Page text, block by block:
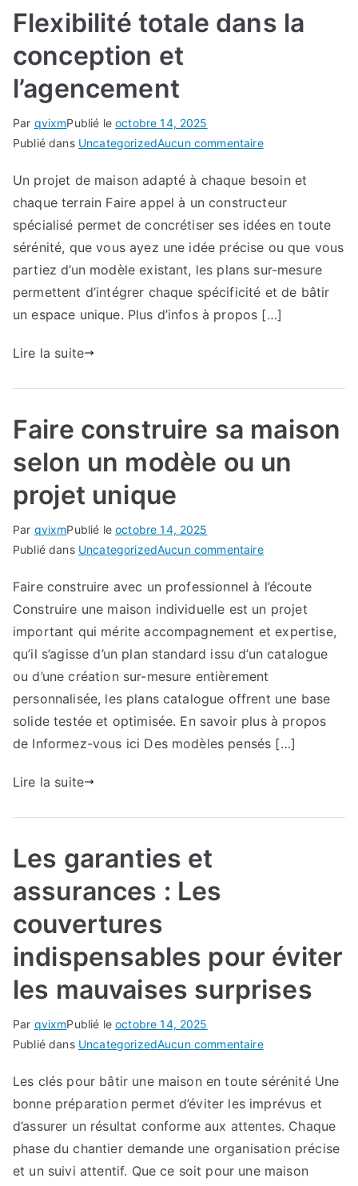
Flexibilité totale dans la
conception et
l’agencement
Par qvixmPublié leoctobre 14, 2025
Publié dans UncategorizedAucun commentairesur
totale
dans
la
conception
Un projet de maison adapté à chaque besoin et
chaque terrain Faire appel à un constructeur
spécialisé permet de concrétiser ses idées en toute
sérénité, que vous ayez une idée précise ou que vous
partiez d’un modèle existant, les plans sur-mesure
permettent d’intégrer chaque spécificité et de bâtir
un espace unique. Plus d’infos à propos […]
Lire la suite
Faire construire sa maison
selon un modèle ou un
projet unique
Par qvixmPublié leoctobre 14, 2025
Publié dans UncategorizedAucun commentairesur
construire
sa
maison
selon
un
projet
Faire construire avec un professionnel à l’écoute
Construire une maison individuelle est un projet
important qui mérite accompagnement et expertise,
qu’il s’agisse d’un plan standard issu d’un catalogue
ou d’une création sur-mesure entièrement
personnalisée, les plans catalogue offrent une base
solide testée et optimisée. En savoir plus à propos
de Informez-vous ici Des modèles pensés […]
Lire la suite
Les garanties et
assurances : Les
couvertures
indispensables pour éviter
les mauvaises surprises
Par qvixmPublié leoctobre 14, 2025
Publié dans UncategorizedAucun commentairesur
garanties
et
assurances
:
Les clés pour bâtir une maison en toute sérénité Une
bonne préparation permet d’éviter les imprévus et
d’assurer un résultat conforme aux attentes. Chaque
phase du chantier demande une organisation précise
et un suivi attentif. Que ce soit pour une maison